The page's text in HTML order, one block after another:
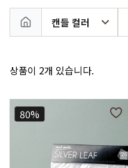
캔들 컬러
상품이 2개 있습니다.
80%